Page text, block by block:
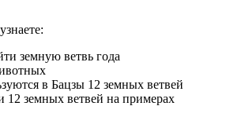
земную ветвь года
в Бацзы 12 земных ветвей
12 земных ветвей на примерах